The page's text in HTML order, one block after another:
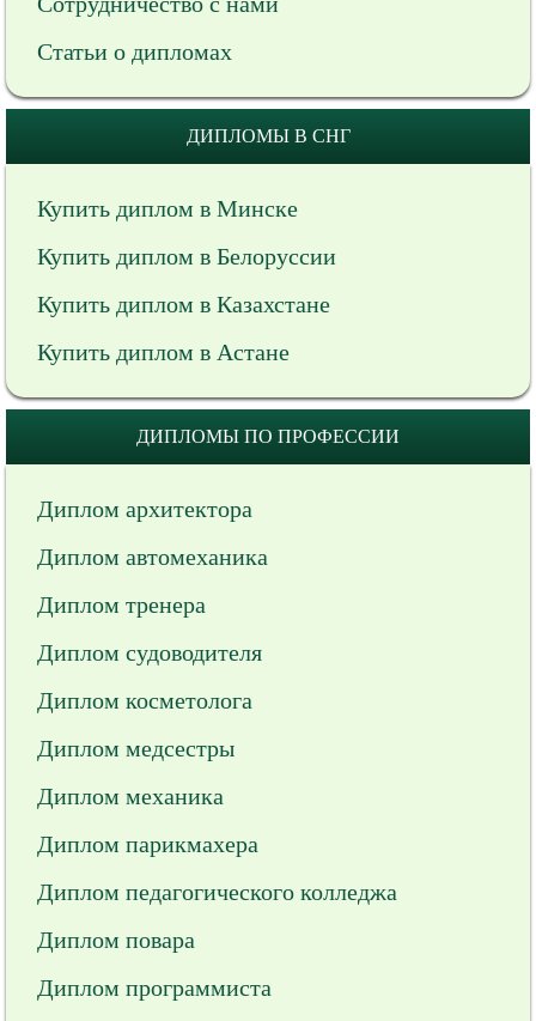
Статьи о дипломах
ДИПЛОМЫ В СНГ
Купить диплом в Минске
Купить диплом в Белоруссии
Купить диплом в Казахстане
Купить диплом в Астане
ДИПЛОМЫ ПО ПРОФЕССИИ
Диплом архитектора
Диплом автомеханика
Диплом тренера
Диплом судоводителя
Диплом косметолога
Диплом медсестры
Диплом механика
Диплом парикмахера
Диплом педагогического колледжа
Диплом повара
Диплом программиста